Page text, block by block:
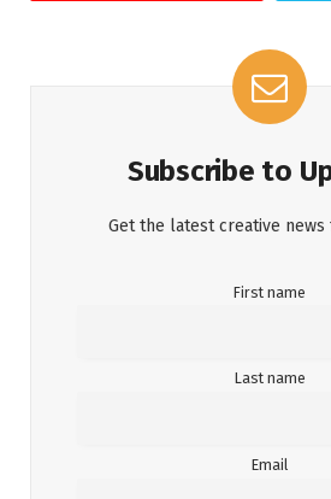
Subscribe to
Get the latest creative news
First name
Last name
Email